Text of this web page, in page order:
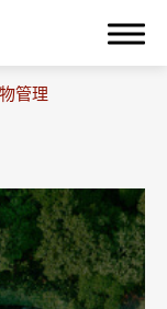
管理
簡體中文